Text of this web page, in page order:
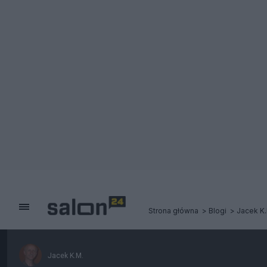
Strona główna Blogi Jacek
Jacek K.M.